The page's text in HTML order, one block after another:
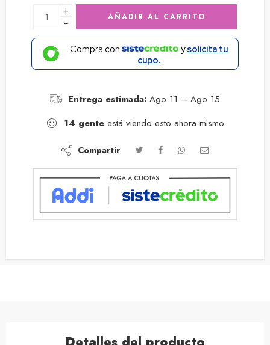
+
−
AÑADIR AL CARRITO
Compra con ysolicita tu
cupo.
Entrega estimada: Ago 11 – Ago 15
14 gente está viendo esto ahora mismo
Compartir